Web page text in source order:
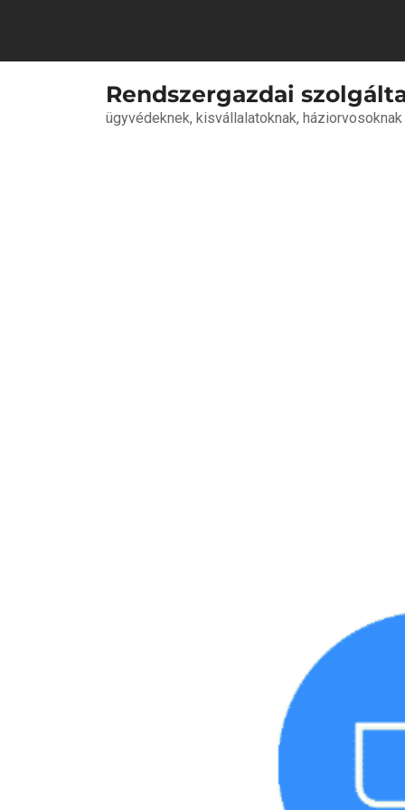
Rendszergazdai
ügyvédeknek, kisvállalatoknak, háziorvosoknak